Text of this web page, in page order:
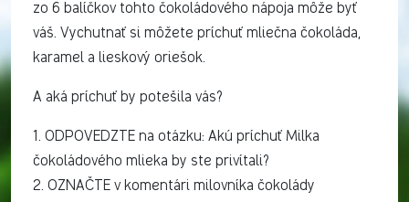
zo 6 balíčkov tohto čokoládového nápoja môže byť
váš. Vychutnať si môžete príchuť mliečna čokoláda,
karamel a lieskový oriešok.
A aká príchuť by potešila vás?
1. ODPOVEDZTE na otázku: Akú príchuť Milka
čokoládového mlieka by ste privítali?
2. OZNAČTE v komentári milovníka čokolády